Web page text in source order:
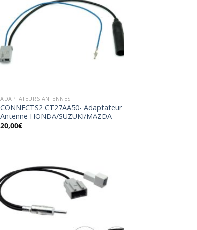
Ajouter
à la
wishlist
ADAPTATEURS ANTENNES
CONNECTS2 CT27AA50- Adaptateur
Antenne HONDA/SUZUKI/MAZDA
20,00€